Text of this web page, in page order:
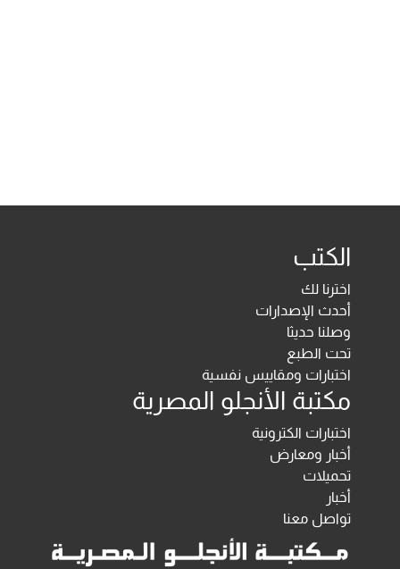
الكتب
اخترنا لك
أحدث الإصدارات
وصلنا حديثا
تحت الطبع
اختبارات ومقاييس نفسية
مكتبة الأنجلو المصرية
اختبارات الكترونية
أخبار ومعارض
تحميلات
أخبار
تواصل معنا